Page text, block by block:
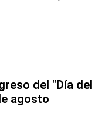
del "Día del
agosto